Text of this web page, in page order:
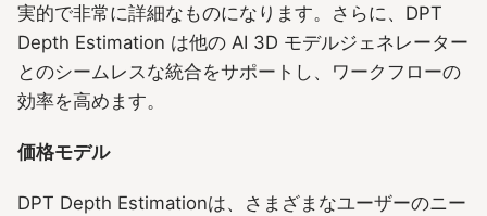
実的で非常に詳細なものになります。さらに、DPT
Depth Estimation は他の AI 3D モデルジェネレーター
とのシームレスな統合をサポートし、ワークフローの
効率を高めます。
価格モデル
DPT Depth Estimationは、さまざまなユーザーのニー